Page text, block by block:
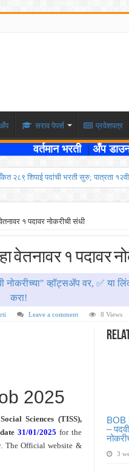
सराव पेपर्स प्रवेशपत्र
वर्तमान भरती | अँप
२८९ शिपाई पदांची भरती सुरु; पात्रता
मुदतवाढ ; १० ऑगस्ट २०२६ अंतिम तारीख !
; बँकेत काम करण्याची सुवर्ण संधी ! IBPS
२ लाख १६ हजार जागा उपलब्ध !
प्राध्यापक पदांची भरती सुरु ! Nagpur
परीक्षा आता २८ जुलै ऐवजी २ ऑगस्ट
३९५ पदांची भरती ! Union Bank of
१ पदावर नोकरीची संधी
वेतनावर १ पदावर
नोकरीच्या" व्हॉट्सॲप वर, ✅ या
करा!
Leave a comment 8 Views
BOB
–
3
2025
Sciences (TISS),
31/01/2025 for the
The Official website &